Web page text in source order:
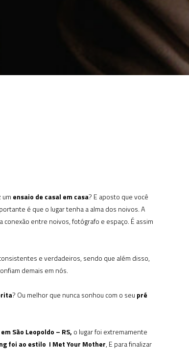
um ensaio de casal em casa? E aposto que você
é que o lugar tenha a alma dos noivos. A
conexão entre noivos, fotógrafo e espaço. É assim
e verdadeiros, sendo que além disso,
demais em nós.
? Ou melhor que nunca sonhou com o seu pré
São Leopoldo – RS, o lugar foi extremamente
foi ao estilo I Met Your Mother, E para finalizar